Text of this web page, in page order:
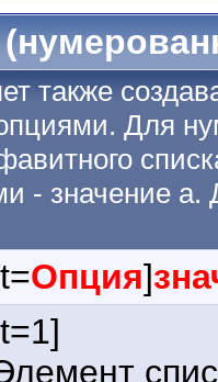
также
Для
- значение
Опция]